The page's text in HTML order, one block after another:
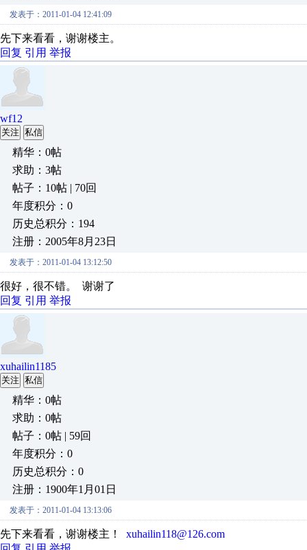
发表于：2011-01-04 12:41:09
先下来看看，谢谢楼主。
回复 引用 举报
wf12
关注 私信
精华：0帖
求助：3帖
帖子：10帖 | 70回
年度积分：0
历史总积分：194
注册：2005年8月23日
发表于：2011-01-04 13:12:50
很好，很不错。 谢谢了
回复 引用 举报
xuhailin1185
关注 私信
精华：0帖
求助：0帖
帖子：0帖 | 59回
年度积分：0
历史总积分：0
注册：1900年1月01日
发表于：2011-01-04 13:13:06
先下来看看，谢谢楼主！ xuhailin118@126.com